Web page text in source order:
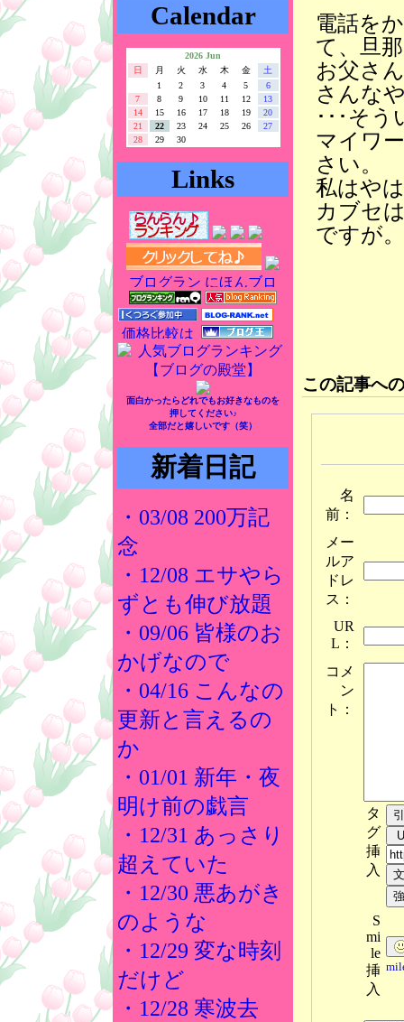
Calendar
2026 Jun
日
月 火 水 木 金
土
1
2 3 4 5
6
7
8 9 10 11 12
13
14
15 16 17 18 19
20
21
22 23 24 25 26
27
28
29 30
Links
面白かったらどれでもお好きなものを
押してください♪
全部だと嬉しいです（笑）
新着日記
・03/08 200万記
念
・12/08 エサやら
ずとも伸び放題
・09/06 皆様のお
かげなので
・04/16 こんなの
更新と言えるの
か
・01/01 新年・夜
明け前の戯言
・12/31 あっさり
超えていた
・12/30 悪あがき
のような
・12/29 変な時刻
だけど
・12/28 寒波去
電話を
て、旦
お父さ
さんな
･･･そ
マイワ
さい。
私はや
カブセ
ですが。
この記事へ
名
前：
メー
ルア
ドレ
ス：
UR
L：
コメ
ン
ト：
タ
グ
挿
入
S
mi
le
挿
入